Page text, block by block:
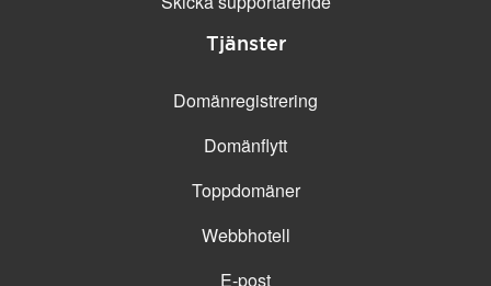
Tjänster
Domänregistrering
Domänflytt
Toppdomäner
Webbhotell
E-post